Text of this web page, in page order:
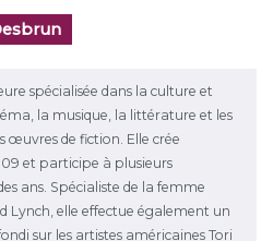
spécialisée dans la culture et
la musique, la littérature et les
œuvres de fiction. Elle crée
et participe à plusieurs
ans. Spécialiste de la femme
Lynch, elle effectue également un
sur les artistes américaines Tori